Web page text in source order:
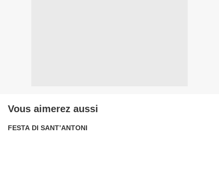
Vous aimerez aussi
FESTA DI SANT’ANTONI